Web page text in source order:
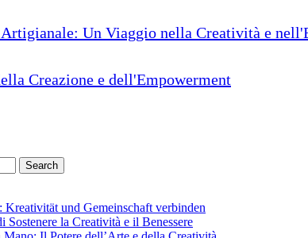
Un Viaggio nella Creatività e
Creazione e dell'Empowerment
Search
und Gemeinschaft verbinden
la Creatività e il Benessere